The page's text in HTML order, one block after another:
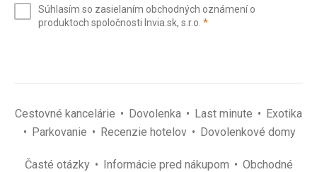
(povinné)
Súhlasím so zasielaním obchodných oznámení o
produktoch spoločnosti Invia.sk, s.r.o. *(povinné)
Cestovné kancelárie Dovolenka Last minute
Exotika
Parkovanie
Recenzie hotelov Dovolenkové domy
Časté otázky Informácie pred nákupom
Obchodné